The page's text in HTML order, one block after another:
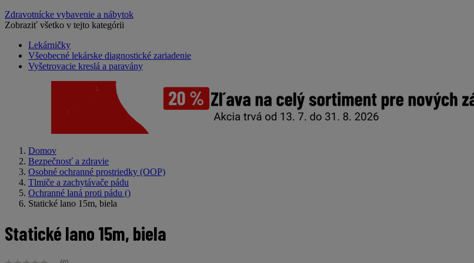
Zdravotnícke vybavenie a nábytok
Zobraziť všetko v tejto kategórii
Lekárničky
Všeobecné lekárske diagnostické zariadenie
Vyšetrovacie kreslá a paravány
Domov
Bezpečnosť a zdravie
Osobné ochranné prostriedky (OOP)
Tlmiče a zachytávače pádu
Ochranné laná proti pádu ()
Statické lano 15m, biela
Statické lano 15m, biela